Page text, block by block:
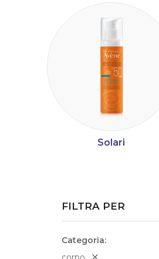
Solari
FILTRA PER
Categoria